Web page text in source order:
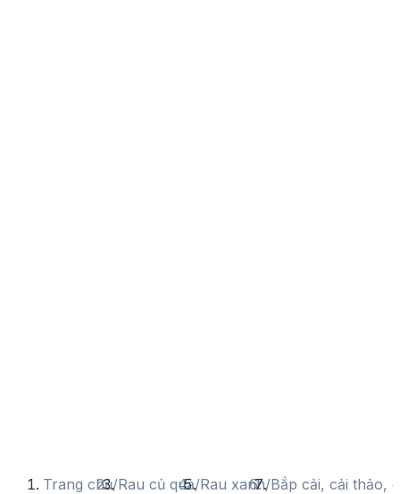
Trang chủ/Rau củ quả/Rau xanh/Bắp cải, cải thảo,